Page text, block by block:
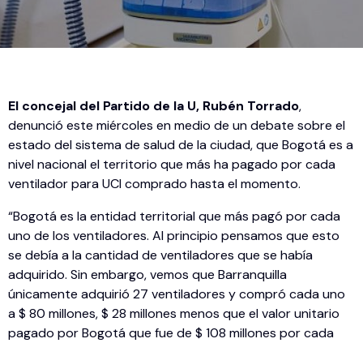
El concejal del Partido de la U, Rubén Torrado,
denunció este miércoles en medio de un debate sobre el
estado del sistema de salud de la ciudad, que Bogotá es a
nivel nacional el territorio que más ha pagado por cada
ventilador para UCI comprado hasta el momento.
“Bogotá es la entidad territorial que más pagó por cada
uno de los ventiladores. Al principio pensamos que esto
se debía a la cantidad de ventiladores que se había
adquirido. Sin embargo, vemos que Barranquilla
únicamente adquirió 27 ventiladores y compró cada uno
a $ 80 millones, $ 28 millones menos que el valor unitario
pagado por Bogotá que fue de $ 108 millones por cada